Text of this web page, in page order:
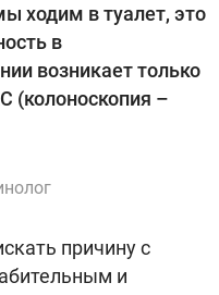
ходим в туалет, это
в
возникает только
(колоноскопия –
причину с
и